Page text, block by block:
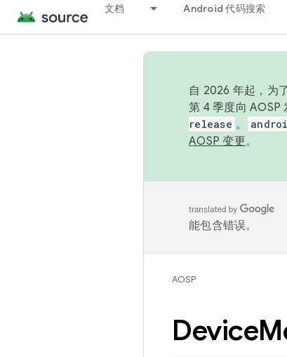
文档 Android 代码搜索
自 2026 年起，为
第 4 季度向 AOSP
release 。
AOSP 变更。
能包含错误。
AOSP
Device